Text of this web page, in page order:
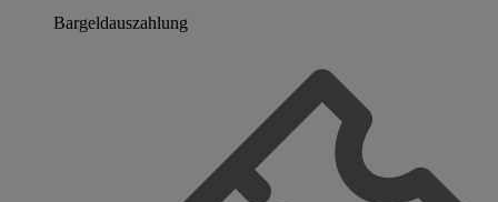
Bargeldauszahlung